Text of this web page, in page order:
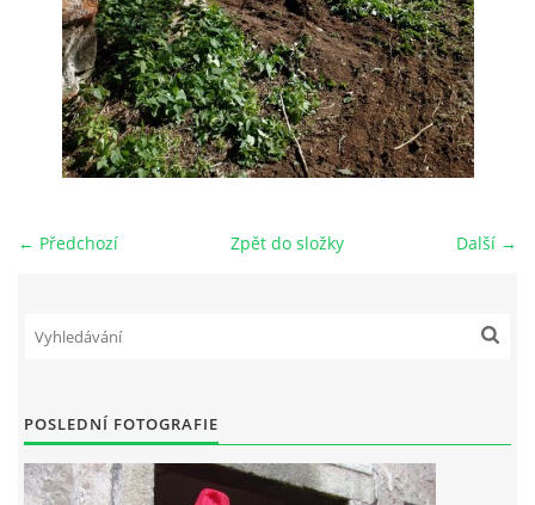
← Předchozí Další →
Zpět do složky
POSLEDNÍ FOTOGRAFIE